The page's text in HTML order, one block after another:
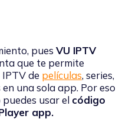
pues VU IPTV
que te permite
de películas, series,
en una sola app. Por eso
usar el código
app.